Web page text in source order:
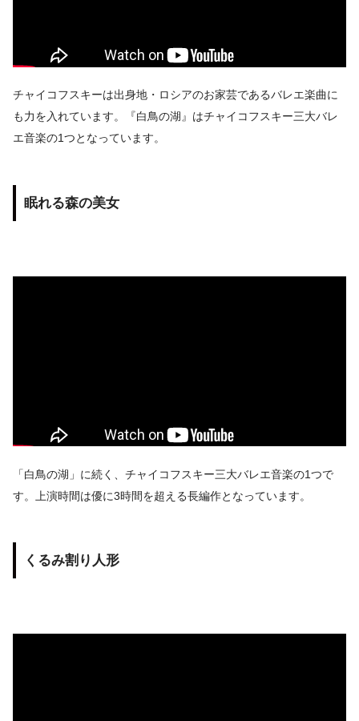
チャイコフスキーは出身地・ロシアのお家芸であるバレエ楽曲に
も力を入れています。『白鳥の湖』はチャイコフスキー三大バレ
エ音楽の1つとなっています。
眠れる森の美女
「白鳥の湖」に続く、チャイコフスキー三大バレエ音楽の1つで
す。上演時間は優に3時間を超える長編作となっています。
くるみ割り人形